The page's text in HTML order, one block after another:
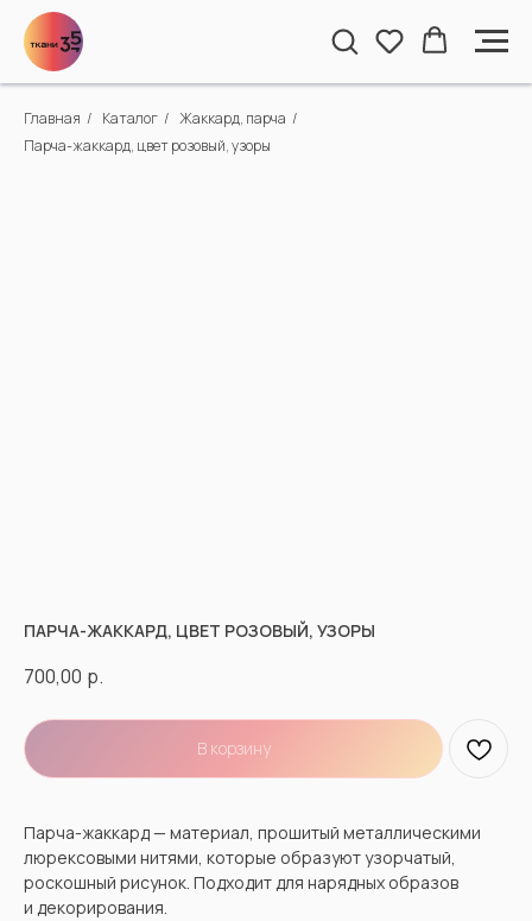
Главная / Каталог / Жаккард, парча /
Парча-жаккард, цвет розовый, узоры
ПАРЧА-ЖАККАРД, ЦВЕТ РОЗОВЫЙ, УЗОРЫ
700,00 р.
В корзину
Парча-жаккард — материал, прошитый металлическими
люрексовыми нитями, которые образуют узорчатый,
роскошный рисунок. Подходит для нарядных образов
и декорирования.